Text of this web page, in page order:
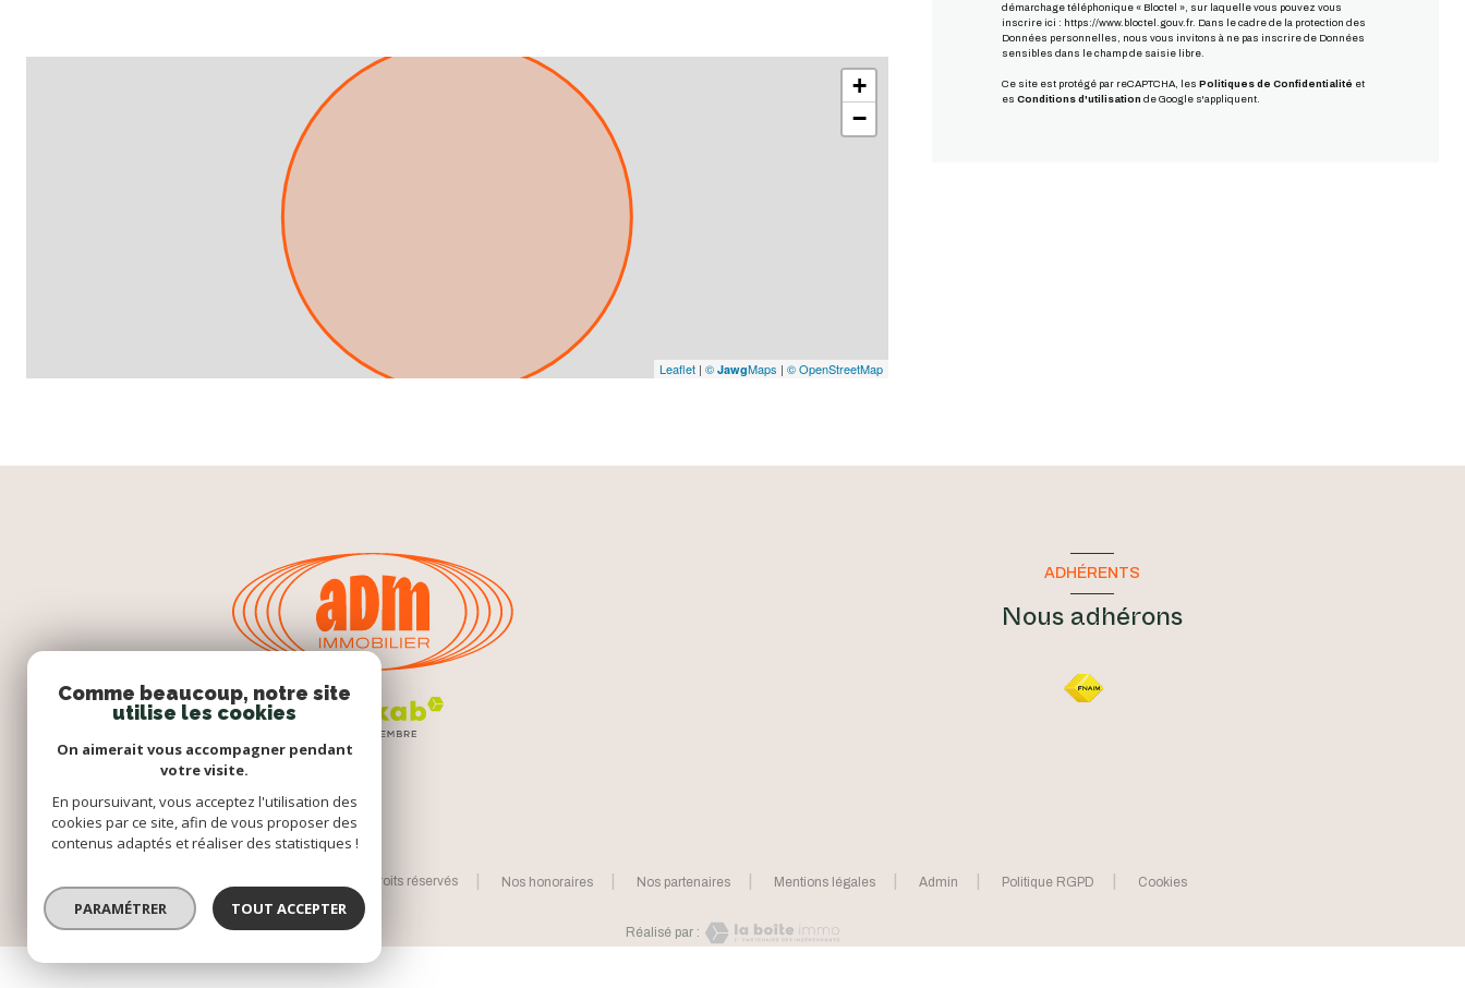
+
−
Leaflet| © JawgMaps | © OpenStreetMap
démarchage téléphonique « Bloctel », sur laquelle vous pouvez vous
inscrire ici : https://www.bloctel.gouv.fr. Dans le cadre de la protection des
Données personnelles, nous vous invitons à ne pas inscrire de Données
sensibles dans le champ de saisie libre.
Ce site est protégé par reCAPTCHA, les Politiques de Confidentialité et
es Conditions d'utilisation de Google s'appliquent.
ADHÉRENTS
Nous adhérons
© 2026 | Tous droits réservés Nos honoraires Nos partenaires Mentions légales Admin Politique RGPD Cookies
Réalisé par :
Comme beaucoup, notre site
utilise les cookies
On aimerait vous accompagner pendant
votre visite.
En poursuivant, vous acceptez l'utilisation des
cookies par ce site, afin de vous proposer des
contenus adaptés et réaliser des statistiques !
PARAMÉTRER TOUT ACCEPTER